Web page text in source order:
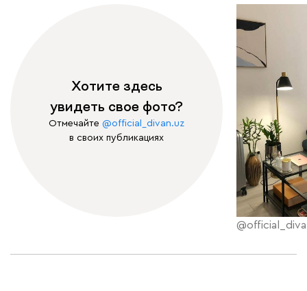
Хотите здесь
увидеть свое фото?
Отмечайте @official_divan.uz
в своих публикациях